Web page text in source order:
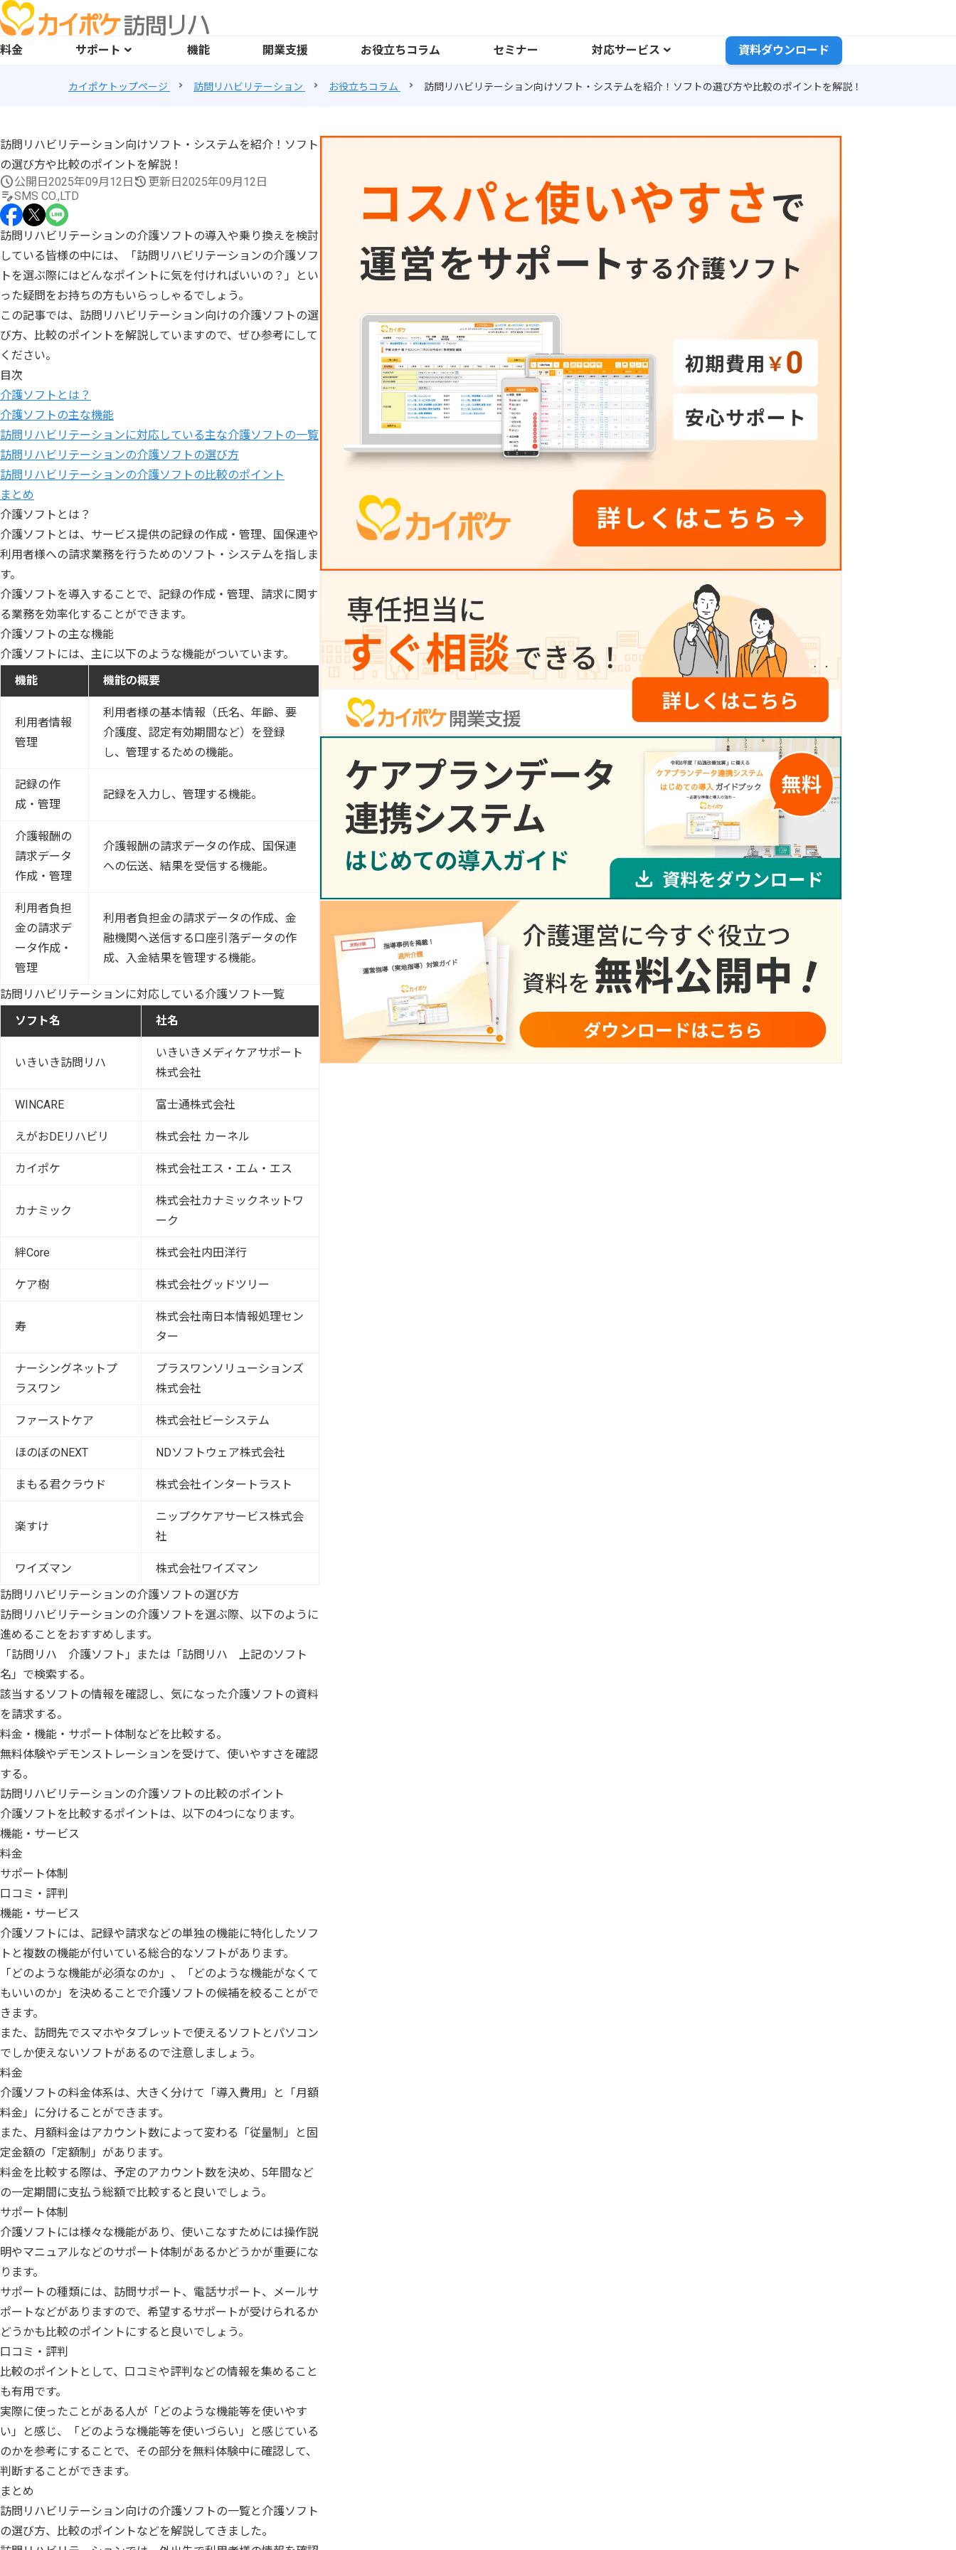
料金 サポート 機能 開業支援 お役立ちコラム セミナー 対応サービス 資料ダウンロード
カイポケトップページ 訪問リハビリテーション お役立ちコラム 訪問リハビリテーション向けソフト・システムを紹介！ソフトの選び方や比較のポイントを解説！
訪問リハビリテーション向けソフト・システムを紹介！ソフト
の選び方や比較のポイントを解説！
公開日2025年09月12日 更新日2025年09月12日
SMS CO.,LTD
訪問リハビリテーションの介護ソフトの導入や乗り換えを検討
している皆様の中には、「訪問リハビリテーションの介護ソフ
トを選ぶ際にはどんなポイントに気を付ければいいの？」とい
った疑問をお持ちの方もいらっしゃるでしょう。
この記事では、訪問リハビリテーション向けの介護ソフトの選
び方、比較のポイントを解説していますので、ぜひ参考にして
ください。
目次
介護ソフトとは？
介護ソフトの主な機能
訪問リハビリテーションに対応している主な介護ソフトの一覧
訪問リハビリテーションの介護ソフトの選び方
訪問リハビリテーションの介護ソフトの比較のポイント
まとめ
介護ソフトとは？
介護ソフトとは、サービス提供の記録の作成・管理、国保連や
利用者様への請求業務を行うためのソフト・システムを指しま
す。
介護ソフトを導入することで、記録の作成・管理、請求に関す
る業務を効率化することができます。
介護ソフトの主な機能
介護ソフトには、主に以下のような機能がついています。
機能
機能の概要
利用者情報
管理
利用者様の基本情報（氏名、年齢、要
介護度、認定有効期間など）を登録
し、管理するための機能。
記録の作
成・管理
記録を入力し、管理する機能。
介護報酬の
請求データ
作成・管理
介護報酬の請求データの作成、国保連
への伝送、結果を受信する機能。
利用者負担
金の請求デ
ータ作成・
管理
利用者負担金の請求データの作成、金
融機関へ送信する口座引落データの作
成、入金結果を管理する機能。
訪問リハビリテーションに対応している介護ソフト一覧
ソフト名
社名
いきいき訪問リハ
いきいきメディケアサポート
株式会社
WINCARE 富士通株式会社
えがおDEリハビリ 株式会社 カーネル
カイポケ 株式会社エス・エム・エス
カナミック
株式会社カナミックネットワ
ーク
絆Core 株式会社内田洋行
ケア樹 株式会社グッドツリー
寿
株式会社南日本情報処理セン
ター
ナーシングネットプ
ラスワン
プラスワンソリューションズ
株式会社
ファーストケア 株式会社ビーシステム
ほのぼのNEXT NDソフトウェア株式会社
まもる君クラウド 株式会社インタートラスト
楽すけ
ニップクケアサービス株式会
社
ワイズマン
株式会社ワイズマン
訪問リハビリテーションの介護ソフトの選び方
訪問リハビリテーションの介護ソフトを選ぶ際、以下のように
進めることをおすすめします。
「訪問リハ 介護ソフト」または「訪問リハ 上記のソフト
名」で検索する。
該当するソフトの情報を確認し、気になった介護ソフトの資料
を請求する。
料金・機能・サポート体制などを比較する。
無料体験やデモンストレーションを受けて、使いやすさを確認
する。
訪問リハビリテーションの介護ソフトの比較のポイント
介護ソフトを比較するポイントは、以下の4つになります。
機能・サービス
料金
サポート体制
口コミ・評判
機能・サービス
介護ソフトには、記録や請求などの単独の機能に特化したソフ
トと複数の機能が付いている総合的なソフトがあります。
「どのような機能が必須なのか」、「どのような機能がなくて
もいいのか」を決めることで介護ソフトの候補を絞ることがで
きます。
また、訪問先でスマホやタブレットで使えるソフトとパソコン
でしか使えないソフトがあるので注意しましょう。
料金
介護ソフトの料金体系は、大きく分けて「導入費用」と「月額
料金」に分けることができます。
また、月額料金はアカウント数によって変わる「従量制」と固
定金額の「定額制」があります。
料金を比較する際は、予定のアカウント数を決め、5年間など
の一定期間に支払う総額で比較すると良いでしょう。
サポート体制
介護ソフトには様々な機能があり、使いこなすためには操作説
明やマニュアルなどのサポート体制があるかどうかが重要にな
ります。
サポートの種類には、訪問サポート、電話サポート、メールサ
ポートなどがありますので、希望するサポートが受けられるか
どうかも比較のポイントにすると良いでしょう。
口コミ・評判
比較のポイントとして、口コミや評判などの情報を集めること
も有用です。
実際に使ったことがある人が「どのような機能等を使いやす
い」と感じ、「どのような機能等を使いづらい」と感じている
のかを参考にすることで、その部分を無料体験中に確認して、
判断することができます。
まとめ
訪問リハビリテーション向けの介護ソフトの一覧と介護ソフト
の選び方、比較のポイントなどを解説してきました。